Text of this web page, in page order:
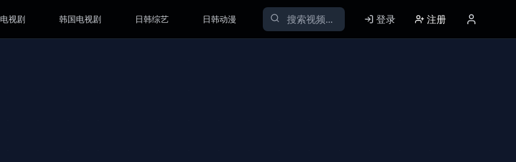
视剧 韩国电视剧 日韩综艺 日韩动漫 登录 注册